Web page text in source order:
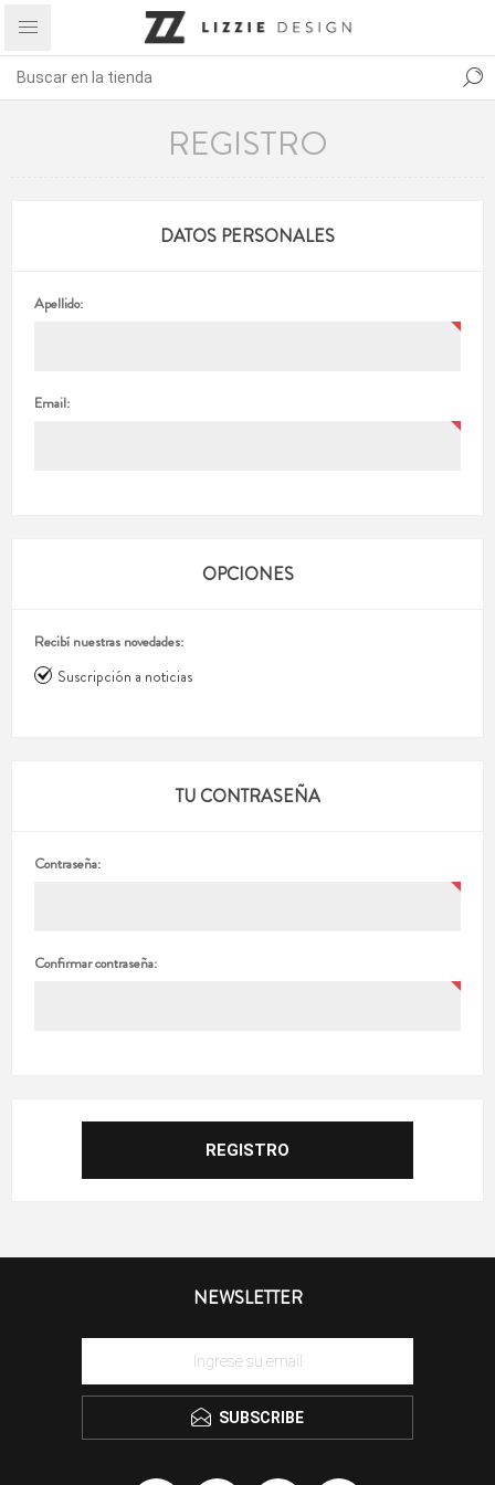
REGISTRO
DATOS PERSONALES
Apellido:
Email:
OPCIONES
Recibí nuestras novedades:
Suscripción a noticias
TU CONTRASEÑA
Contraseña:
Confirmar contraseña:
NEWSLETTER
SUBSCRIBE